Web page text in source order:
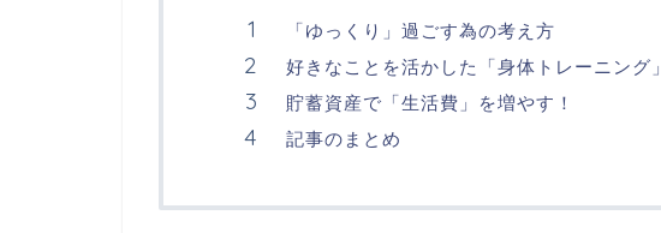
「ゆっくり」過ごす為の考え方
好きなことを活かした「身体トレーニング」
貯蓄資産で「生活費」を増やす！
記事のまとめ